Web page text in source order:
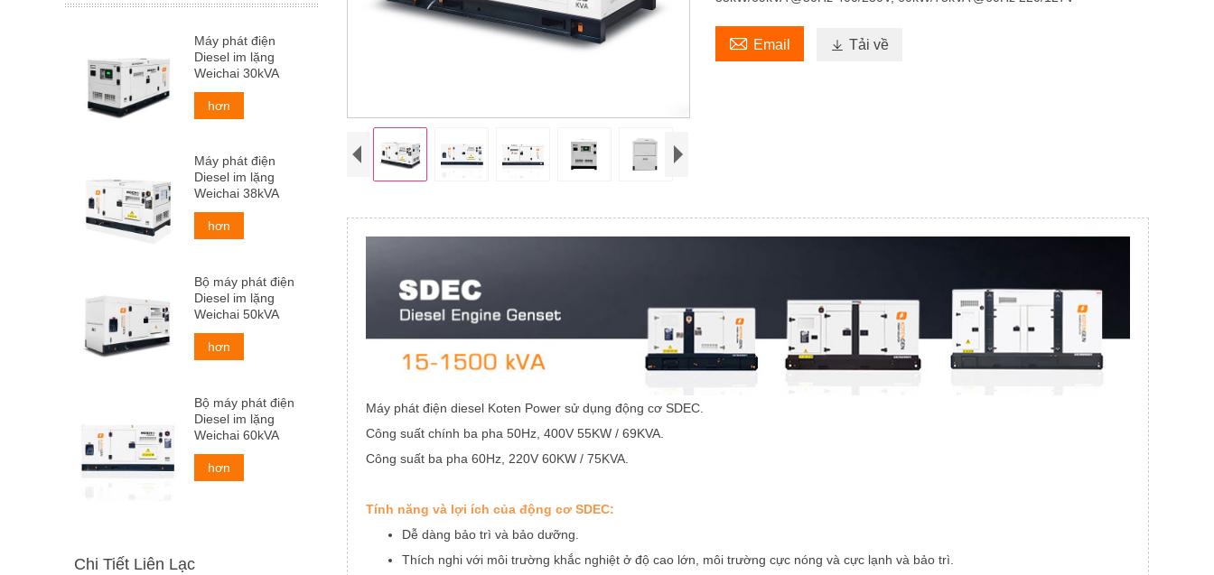
 Email  Tải về
Máy phát điện diesel Koten Power sử dụng động cơ SDEC.
Công suất chính ba pha 50Hz, 400V 55KW / 69KVA.
Công suất ba pha 60Hz, 220V 60KW / 75KVA.
Tính năng và lợi ích của động cơ SDEC:
Dễ dàng bảo trì và bảo dưỡng.
Thích nghi với môi trường khắc nghiệt ở độ cao lớn, môi trường cực nóng và cực lạnh và bảo trì.
Máy phát điện
Diesel im lặng
Weichai 30kVA
hơn
Máy phát điện
Diesel im lặng
Weichai 38kVA
hơn
Bộ máy phát điện
Diesel im lặng
Weichai 50kVA
hơn
Bộ máy phát điện
Diesel im lặng
Weichai 60kVA
hơn
Chi Tiết Liên Lạc